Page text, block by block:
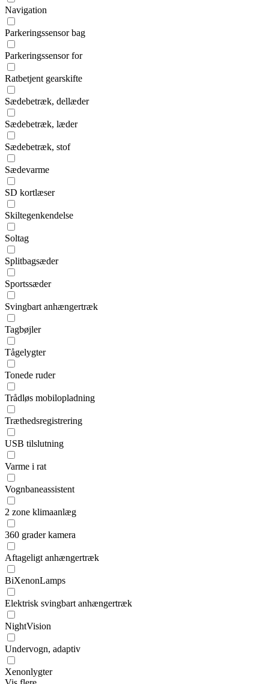
Navigation
Parkeringssensor bag
Parkeringssensor for
Ratbetjent gearskifte
Sædebetræk, dellæder
Sædebetræk, læder
Sædebetræk, stof
Sædevarme
SD kortlæser
Skiltegenkendelse
Soltag
Splitbagsæder
Sportssæder
Svingbart anhængertræk
Tagbøjler
Tågelygter
Tonede ruder
Trådløs mobilopladning
Træthedsregistrering
USB tilslutning
Varme i rat
Vognbaneassistent
2 zone klimaanlæg
360 grader kamera
Aftageligt anhængertræk
BiXenonLamps
Elektrisk svingbart anhængertræk
NightVision
Undervogn, adaptiv
Xenonlygter